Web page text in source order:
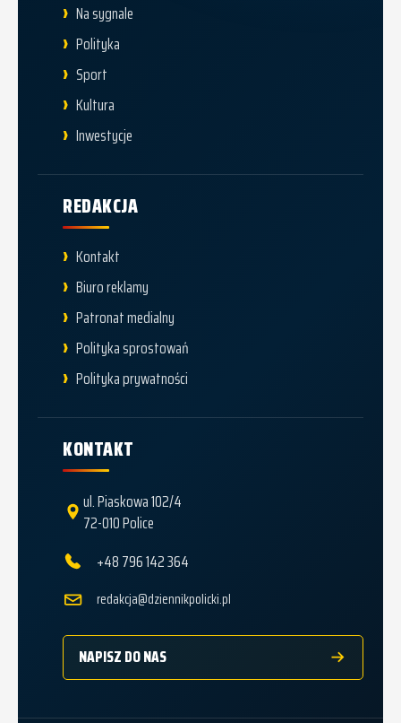
Na sygnale
Polityka
Sport
Kultura
Inwestycje
REDAKCJA
Kontakt
Biuro reklamy
Patronat medialny
Polityka sprostowań
Polityka prywatności
KONTAKT
ul. Piaskowa 102/4
72-010 Police
+48 796 142 364
redakcja@dziennikpolicki.pl
NAPISZ DO NAS